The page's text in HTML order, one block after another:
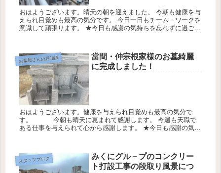
おはようございます。晴天の朝を迎えました。 今朝も健康を与
えられ目覚めも最高の気分です。 今日一日もチーム・ワークを
意識して頑張ります。 ★今日も感謝の気持ちを忘れずに過ごさ
お墓屋さんの豆知識
當間・仲宗根家様のお墓綺麗
に完成しました！
おはようございます。健康を与えられ目覚めも最高の気分で
す。 今朝も晴天に恵まれて感謝します。 今週も天職で
ある仕事を与えられて心から感謝します。 ★今日も感謝の気持
スタッフブログ
みくにグル－プのコンクリー
ト打設工事の段取り風景につ